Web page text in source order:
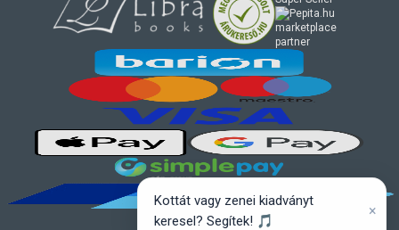
marketplace
partner
Kottát vagy zenei kiadványt
keresel? Segítek! 🎵
×